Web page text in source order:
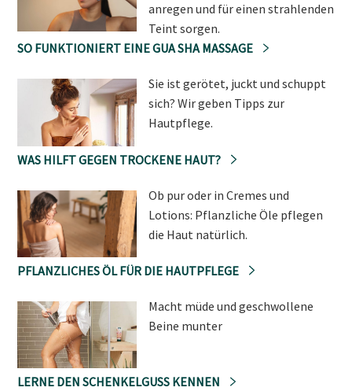
anregen und für einen strahlenden
Teint sorgen.
SO FUNKTIONIERT EINE GUA SHA MASSAGE
Sie ist gerötet, juckt und schuppt
sich? Wir geben Tipps zur
Hautpflege.
WAS HILFT GEGEN TROCKENE HAUT?
Ob pur oder in Cremes und
Lotions: Pflanzliche Öle pflegen
die Haut natürlich.
PFLANZLICHES ÖL FÜR DIE HAUTPFLEGE
Macht müde und geschwollene
Beine munter
LERNE DEN SCHENKELGUSS KENNEN